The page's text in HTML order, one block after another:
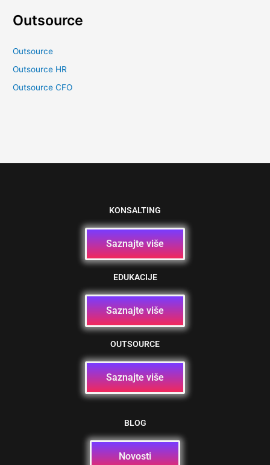
Outsource
Outsource
Outsource HR
Outsource CFO
KONSALTING
Saznajte više
EDUKACIJE
Saznajte više
OUTSOURCE
Saznajte više
BLOG
Novosti